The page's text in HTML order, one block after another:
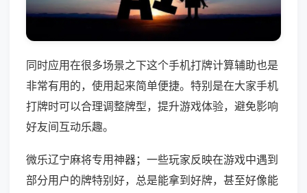
同时应用在很多场景之下这个手机打牌计算辅助也是
非常有用的，使用起来简单便捷。特别是在大家手机
打牌时可以合理调整牌型，提升游戏体验，避免影响
好友间互动乐趣。
微乐辽宁麻将专用神器；一些玩家反映在游戏中遇到
部分用户的牌特别好，总是能拿到好牌，甚至好像能